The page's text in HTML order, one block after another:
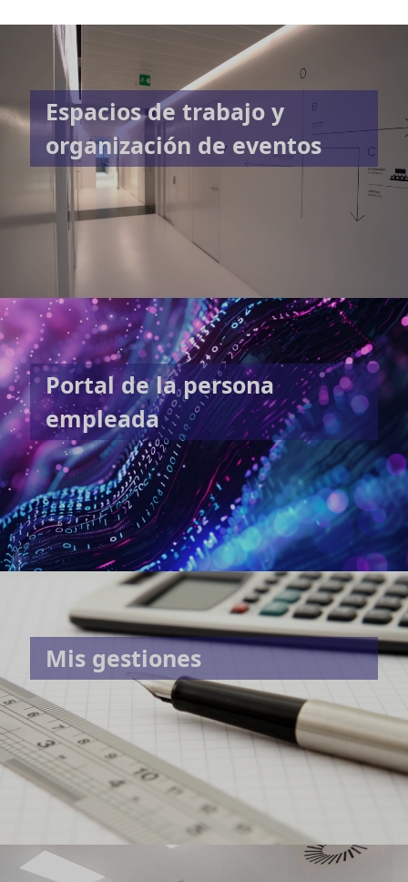
Espacios de trabajo y
organización de eventos
Portal de la persona
empleada
Mis gestiones